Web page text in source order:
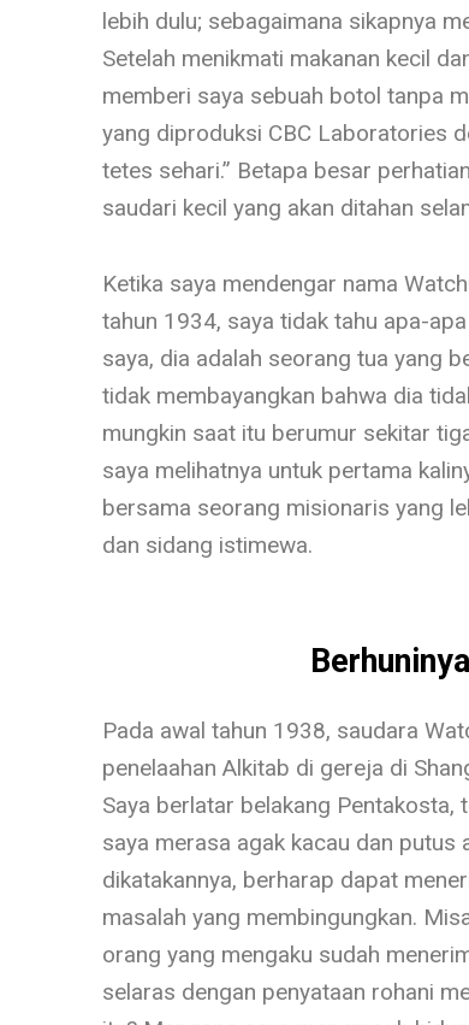
lebih dulu; sebagaimana sikapnya
Setelah menikmati ma­kanan kecil
memberi saya sebuah botol tanpa
yang diproduksi CBC Laboratories
tetes sehari.” Betapa be­sar
saudari kecil yang akan ditahan
Ketika saya mendengar nama
tahun 1934, saya tidak tahu apa-
saya, dia adalah seo­rang tua yang
tidak membayangkan bahwa dia
mungkin saat itu berumur sekitar
saya melihatnya untuk pertama
bersama seorang misionaris yang
dan sidang istimewa.
Pada awal tahun 1938, saudara
penelaahan Alkitab di gereja di
Saya berla­tar belakang
saya merasa agak kacau dan putus
dikatakannya, berharap dapat
masalah yang membingungkan.
orang yang mengaku sudah
selaras dengan penyataan rohani